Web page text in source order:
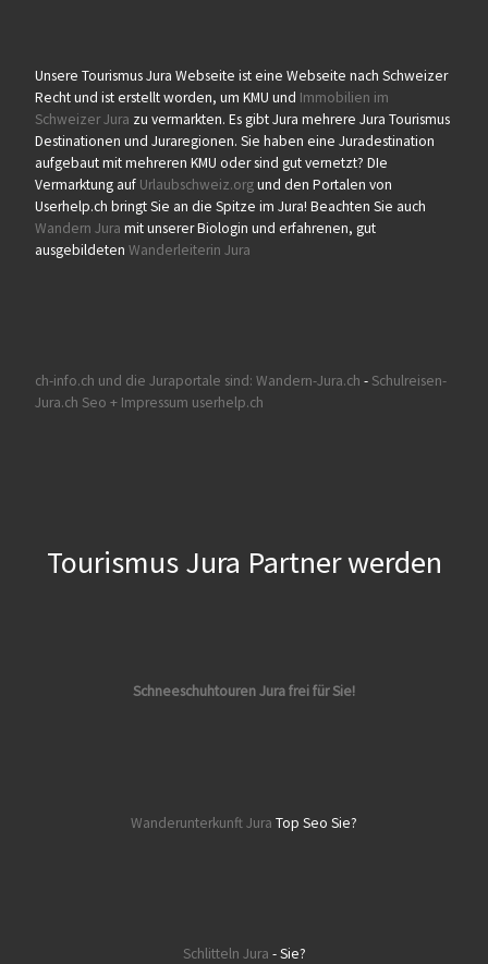
Unsere Tourismus Jura Webseite ist eine Webseite nach Schweizer
Recht und ist erstellt worden, um KMU und Immobilien im
Schweizer Jura zu vermarkten. Es gibt Jura mehrere Jura Tourismus
Destinationen und Juraregionen. Sie haben eine Juradestination
aufgebaut mit mehreren KMU oder sind gut vernetzt? DIe
Vermarktung auf Urlaubschweiz.orgund den Portalen von
Userhelp.ch bringt Sie an die Spitze im Jura! Beachten Sie auch
Wandern Jura mit unserer Biologin und erfahrenen, gut
ausgebildeten Wanderleiterin Jura
ch-info.ch und die Juraportale sind: Wandern-Jura.ch - Schulreisen-
Jura.ch Seo + Impressum userhelp.ch
Tourismus Jura Partner werden
Schneeschuhtouren Jura frei für Sie!
Wanderunterkunft Jura Top Seo Sie?
Schlitteln Jura - Sie?